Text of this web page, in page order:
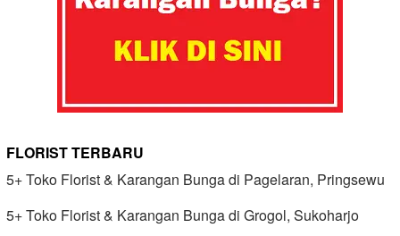
FLORIST TERBARU
5+ Toko Florist & Karangan Bunga di Pagelaran, Pringsewu
5+ Toko Florist & Karangan Bunga di Grogol, Sukoharjo